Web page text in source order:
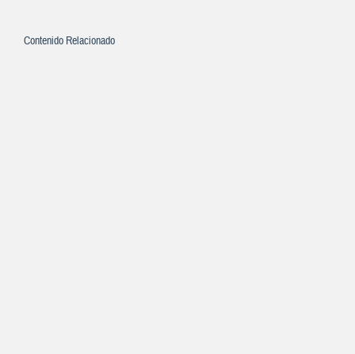
Contenido Relacionado